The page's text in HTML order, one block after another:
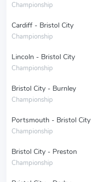
Championship
Cardiff - Bristol City
Championship
Lincoln - Bristol City
Championship
Bristol City - Burnley
Championship
Portsmouth - Bristol City
Championship
Bristol City - Preston
Championship